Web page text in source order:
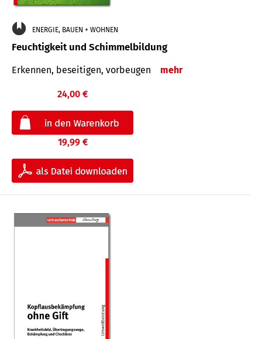
ENERGIE, BAUEN + WOHNEN
Feuchtigkeit und Schimmelbildung
Erkennen, beseitigen, vorbeugen mehr
24,00 €
19,99 €